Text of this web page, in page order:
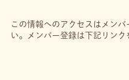
この情報へのアクセスはメン
い。メンバー登録は下記リンク